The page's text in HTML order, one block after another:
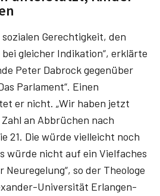
sozialen Gerechtigkeit, den
gleicher Indikation“, erklärte
Peter ­Dabrock gegenüber
Parlament“. Einen
er nicht. „Wir haben jetzt
an Abbrüchen nach
21. Die würde vielleicht noch
würde nicht auf ein Vielfaches
so der Theologe
Universität Erlangen-